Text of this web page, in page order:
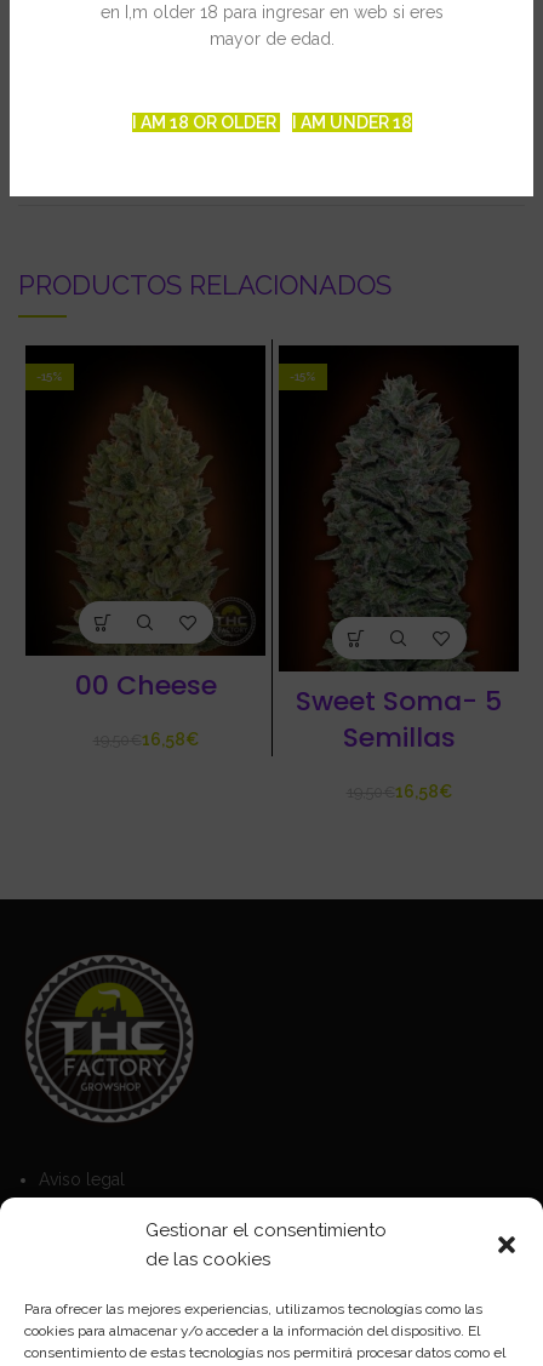
en I,m older 18 para ingresar en web si eres
mayor de edad.
I AM 18 OR OLDER I AM UNDER 18
Gestionar el consentimiento
de las cookies
Para ofrecer las mejores experiencias, utilizamos tecnologías como las
cookies para almacenar y/o acceder a la información del dispositivo. El
consentimiento de estas tecnologías nos permitirá procesar datos como el
Efecto: Estimulante, psicodélica, espiritual
PRODUCTOS RELACIONADOS
-15%
00 Cheese
16,58€
-15%
Sweet Soma- 5
Semillas
16,58€
Aviso legal
Política de privacidad
Formas de pago